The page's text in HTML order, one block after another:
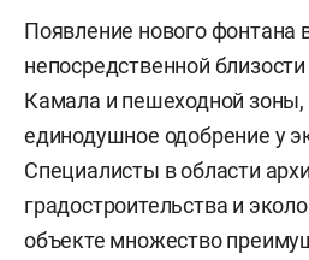
Появление нового фонтана
непосредственной
Камала и пешеходной
единодушное одобрение у
Специалисты в области
градостроительства и
объекте множество